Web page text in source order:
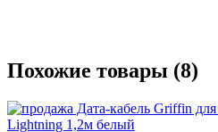
Похожие товары (8)